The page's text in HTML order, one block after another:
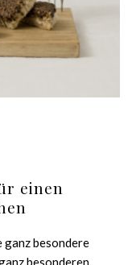
einen
ganz besondere
besonderen